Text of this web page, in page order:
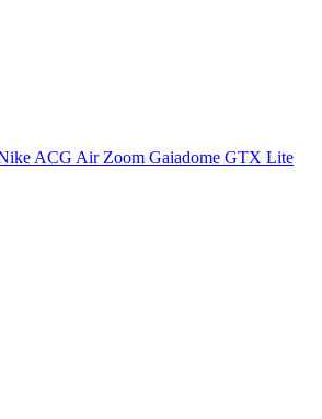
ACG Air Zoom Gaiadome GTX Lite